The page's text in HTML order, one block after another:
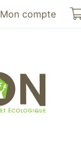
Mon compte